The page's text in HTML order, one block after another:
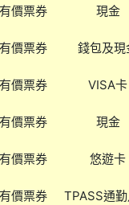
有價票券 現金
有價票券 錢包及現
有價票券 VISA卡
有價票券 現金
有價票券 悠遊卡
有價票券 TPASS通